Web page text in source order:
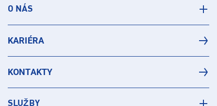
O NÁS
KARIÉRA
KONTAKTY
SLUŽBY